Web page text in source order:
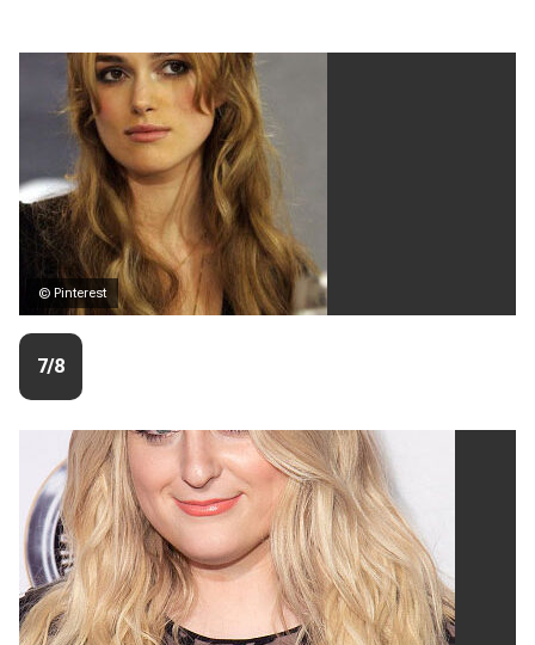
© Pinterest
7/8